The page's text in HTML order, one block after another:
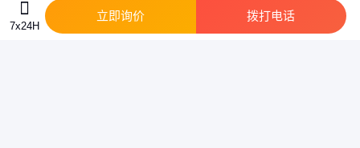
智能提问
7x24H
立即询价 拨打电话